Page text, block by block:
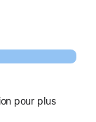
pour plus